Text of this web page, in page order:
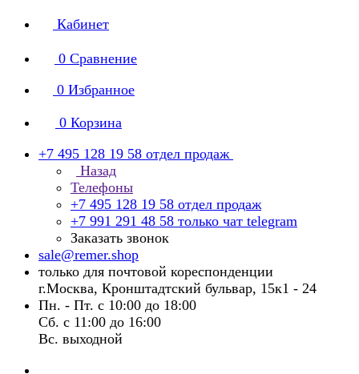
Кабинет
0 Сравнение
0 Избранное
0 Корзина
+7 495 128 19 58 отдел продаж
Назад
Телефоны
+7 495 128 19 58 отдел продаж
+7 991 291 48 58 только чат telegram
Заказать звонок
sale@remer.shop
только для почтовой кореспонденции
г.Москва, Кронштадтский бульвар, 15к1 - 24
Пн. - Пт. с 10:00 до 18:00
Сб. с 11:00 до 16:00
Вс. выходной